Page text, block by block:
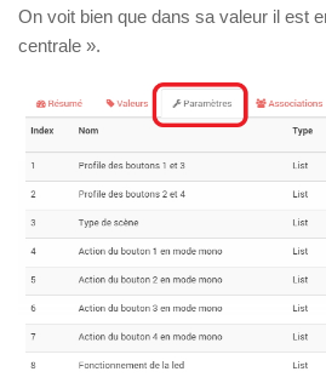
On voit bien que dans sa valeur il est
centrale ».